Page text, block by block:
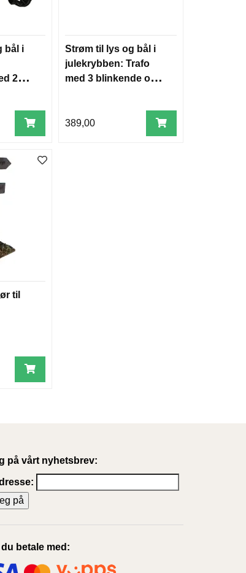
bål i
2
Strøm til lys og bål i
julekrybben: Trafo
med 3 blinkende og 2
389,00
til
på vårt nyhetsbrev:
du betale med: